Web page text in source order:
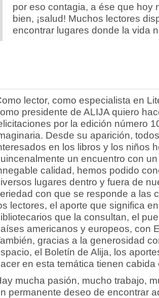
por eso contagia, a ése que hoy
bien, ¡salud! Muchos lectores
encontrar lugares donde la vida
lector, como especialista en
presidente de ALIJA quiero
por la edición número
Desde su aparición,
en los libros y los niños
un encuentro con
calidad, hemos podido
lugares dentro y fuera de
con que se responde a las
lectores, el aporte que significa
que la consultan, el
americanos y europeos, con
gracias a la generosidad
el Boletín de Alija, los
en esta temática tienen
mucha pasión, mucho trabajo,
permanente deseo de encontrar